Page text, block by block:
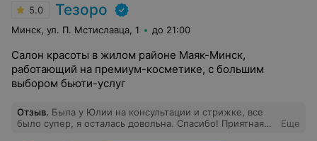
5.0 Тезоро
Минск, ул. П. Мстиславца, 1 до 21:00
Салон красоты в жилом районе Маяк-Минск,
работающий на премиум-косметике, с большим
выбором бьюти-услуг
Отзыв. Была у Юлии на консультации и стрижке, все
было супер, я осталась довольна. Спасибо! Приятная
Еще